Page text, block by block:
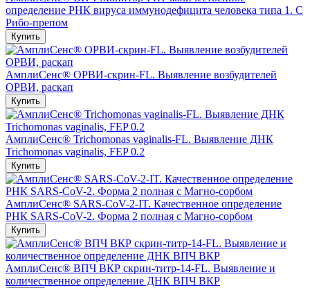
определение РНК вируса иммунодефицита человека типа 1. С
Рибо-препом
Купить
АмплиСенс® ОРВИ-скрин-FL. Выявление возбудителей
ОРВИ, раскап
Купить
АмплиСенс® Trichomonas vaginalis-FL. Выявление ДНК
Trichomonas vaginalis, FEP 0.2
Купить
АмплиСенс® SARS-CoV-2-IT. Качественное определение
РНК SARS-CoV-2. Форма 2 полная с Магно-сорбом
Купить
АмплиСенс® ВПЧ ВКР скрин-титр-14-FL. Выявление и
количественное определение ДНК ВПЧ ВКР